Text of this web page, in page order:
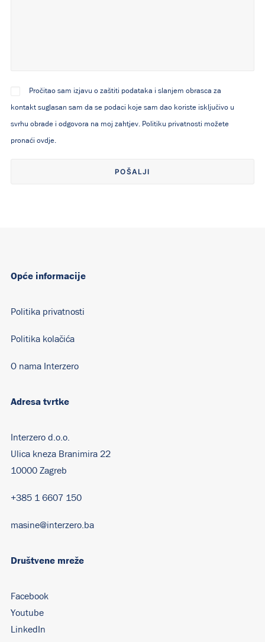
Pročitao sam izjavu o zaštiti podataka i slanjem obrasca za
kontakt suglasan sam da se podaci koje sam dao koriste isključivo u
svrhu obrade i odgovora na moj zahtjev. Politiku privatnosti možete
pronaći ovdje.
Adresa tvrtke
Interzero d.o.o.
Ulica kneza Branimira 22
10000 Zagreb
+385 1 6607 150
masine@interzero.ba
Opće informacije
Politika privatnosti
Politika kolačića
O nama Interzero
Društvene mreže
Facebook
Youtube
LinkedIn